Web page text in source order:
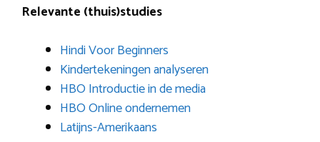
Relevante (thuis)studies
Hindi Voor Beginners
Kindertekeningen analyseren
HBO Introductie in de media
HBO Online ondernemen
Latijns-Amerikaans